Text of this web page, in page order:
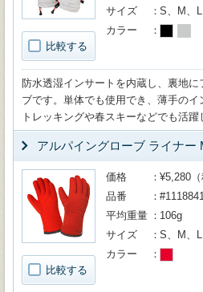
比較する
サイズ
S、M、L
カラー
防水透湿インサートを内蔵し、裏地
ブです。単体でも使用でき、薄手の
トレッキングや春スキーなどでも活躍
アルパイングローブ ライナー
比較する
価格
¥5,280（
品番
平均重量
106g
サイズ
S、M、
カラー